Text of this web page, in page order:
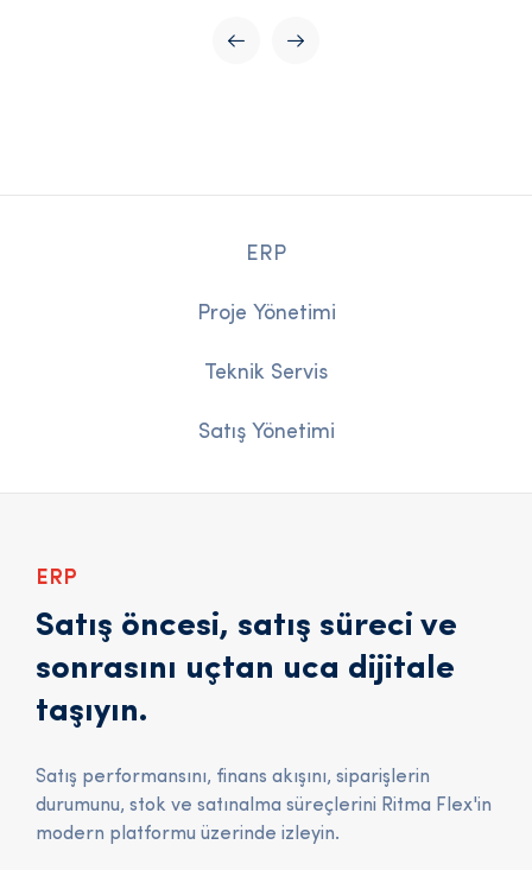
ERP
Proje Yönetimi
Teknik Servis
Satış Yönetimi
ERP
Satış öncesi, satış süreci ve
sonrasını uçtan uca dijitale
taşıyın.
Satış performansını, finans akışını, siparişlerin
durumunu, stok ve satınalma süreçlerini Ritma Flex'in
modern platformu üzerinde izleyin.